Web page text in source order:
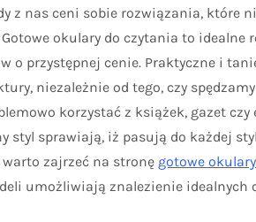
z nas ceni sobie rozwiązania, które
okulary do czytania to idealne
o przystępnej cenie. Praktyczne i
niezależnie od tego, czy
korzystać z książek, gazet
styl sprawiają, iż pasują do każdej
zajrzeć na stronę gotowe
umożliwiają znalezienie idealnych